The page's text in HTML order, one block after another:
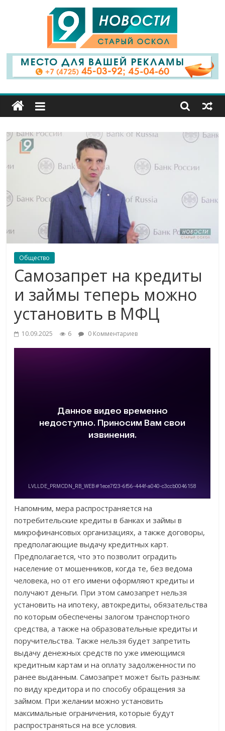
9
Канал
Старый
Оскол
Общество
Самозапрет на кредиты
и займы теперь можно
установить в МФЦ
10.09.2025 6 0 Комментариев
Напомним, мера распространяется на
потребительские кредиты в банках и займы в
микрофинансовых организациях, а также договоры,
предполагающие выдачу кредитных карт.
Предполагается, что это позволит оградить
население от мошенников, когда те, без ведома
человека, но от его имени оформляют кредиты и
получают деньги. При этом самозапрет нельзя
установить на ипотеку, автокредиты, обязательства
по которым обеспечены залогом транспортного
средства, а также на образовательные кредиты и
поручительства. Также нельзя будет запретить
выдачу денежных средств по уже имеющимся
кредитным картам и на оплату задолженности по
ранее выданным. Самозапрет может быть разным:
по виду кредитора и по способу обращения за
займом. При желании можно установить
максимальные ограничения, которые будут
распространяться на все условия.